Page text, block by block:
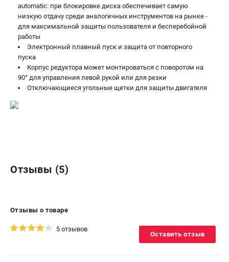
automatic: при блокировке диска обеспечивает самую
низкую отдачу среди аналогичных инструментов на рынке -
для максимальной защиты пользователя и бесперебойной
работы
Электронный плавный пуск и защита от повторного
пуска
Корпус редуктора может монтироваться с поворотом на
90° для управления левой рукой или для резки
Отключающиеся угольные щетки для защиты двигателя
Отзывы (5)
Отзывы о товаре
5 отзывов
Оставить отзыв